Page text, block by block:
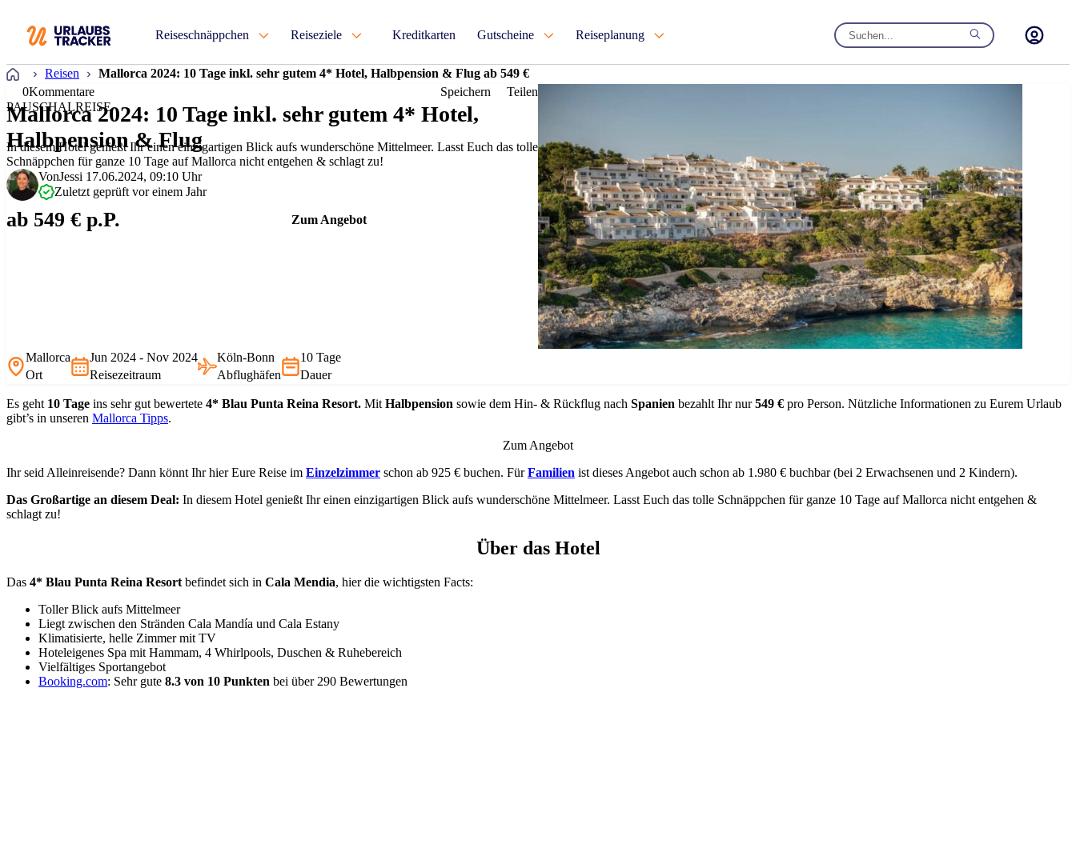
Reiseschnäppchen Reiseziele Kreditkarten Gutscheine Reiseplanung
Startseite
Reisen
Mallorca 2024: 10 Tage inkl. sehr gutem 4* Hotel, Halbpension & Flug ab 549 €
0Kommentare Speichern
Teilen
PAUSCHALREISE
Mallorca 2024: 10 Tage inkl. sehr gutem 4* Hotel,
Halbpension & Flug
In diesem Hotel genießt Ihr einen einzigartigen Blick aufs wunderschöne Mittelmeer. Lasst Euch das tolle
Schnäppchen für ganze 10 Tage auf Mallorca nicht entgehen & schlagt zu!
VonJessi 17.06.2024, 09:10 Uhr
Zuletzt geprüft vor einem Jahr
ab 549 € p.P. Zum Angebot
Mallorca
Ort
Jun 2024 - Nov 2024
Reisezeitraum
Köln-Bonn
Abflughäfen
10 Tage
Dauer
Es geht 10 Tage ins sehr gut bewertete 4* Blau Punta Reina Resort. Mit Halbpension sowie dem Hin- & Rückflug nach Spanien bezahlt Ihr nur549 € pro Person. Nützliche Informationen zu Eurem Urlaub
gibt’s in unseren Mallorca Tipps.
Zum Angebot
Ihr seid Alleinreisende? Dann könnt Ihr hier Eure Reise im Einzelzimmer schon ab 925 € buchen. FürFamilien ist dieses Angebot auch schon ab 1.980 € buchbar (bei 2 Erwachsenen und 2 Kindern).
Das Großartige an diesem Deal: In diesem Hotel genießt Ihr einen einzigartigen Blick aufs wunderschöne Mittelmeer. Lasst Euch das tolle Schnäppchen für ganze 10 Tage auf Mallorca nicht entgehen &
schlagt zu!
Über das Hotel
Das 4* Blau Punta Reina Resort befindet sich in Cala Mendia, hier die wichtigsten Facts:
Toller Blick aufs Mittelmeer
Liegt zwischen den Stränden Cala Mandía und Cala Estany
Klimatisierte, helle Zimmer mit TV
Hoteleigenes Spa mit Hammam, 4 Whirlpools, Duschen & Ruhebereich
Vielfältiges Sportangebot
Booking.com: Sehr gute 8.3 von 10 Punkten bei über 290 Bewertungen